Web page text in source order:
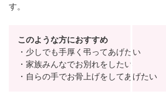
す。
このような方におすすめ
・少しでも手厚く弔ってあげたい
・家族みんなでお別れをしたい
・自らの手でお骨上げをしてあげたい